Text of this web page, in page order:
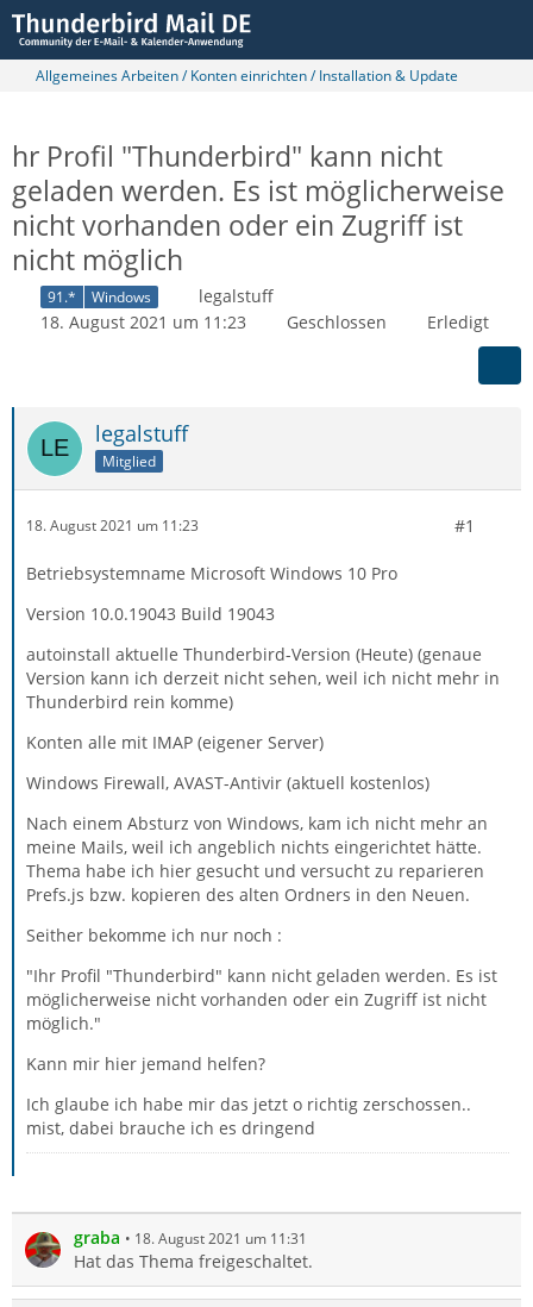
Allgemeines Arbeiten / Konten einrichten / Installation & Update
hr Profil "Thunderbird" kann nicht
geladen werden. Es ist möglicherweise
nicht vorhanden oder ein Zugriff ist
nicht möglich
91.* Windows
legalstuff
18. August 2021 um 11:23
Geschlossen Erledigt
legalstuff
Mitglied
18. August 2021 um 11:23 #1
Betriebsystemname Microsoft Windows 10 Pro
Version 10.0.19043 Build 19043
autoinstall aktuelle Thunderbird-Version (Heute) (genaue
Version kann ich derzeit nicht sehen, weil ich nicht mehr in
Thunderbird rein komme)
Konten alle mit IMAP (eigener Server)
Windows Firewall, AVAST-Antivir (aktuell kostenlos)
Nach einem Absturz von Windows, kam ich nicht mehr an
meine Mails, weil ich angeblich nichts eingerichtet hätte.
Thema habe ich hier gesucht und versucht zu reparieren
Prefs.js bzw. kopieren des alten Ordners in den Neuen.
Seither bekomme ich nur noch :
"Ihr Profil "Thunderbird" kann nicht geladen werden. Es ist
möglicherweise nicht vorhanden oder ein Zugriff ist nicht
möglich."
Kann mir hier jemand helfen?
Ich glaube ich habe mir das jetzt o richtig zerschossen..
mist, dabei brauche ich es dringend
graba 18. August 2021 um 11:31
Hat das Thema freigeschaltet.